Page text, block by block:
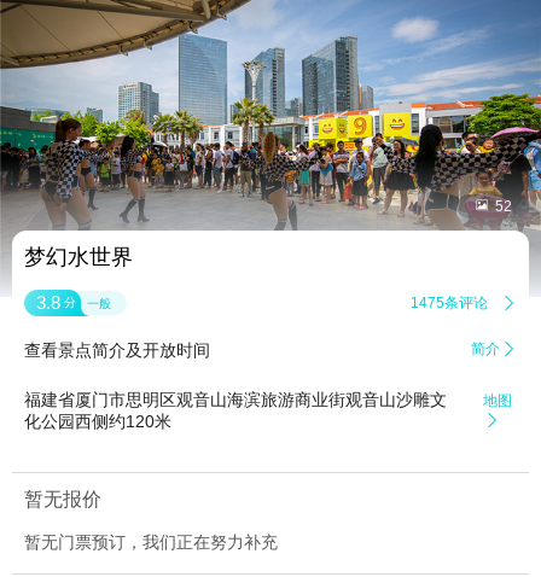
 52
梦幻水世界
3.8 分 一般 1475条评论 
查看景点简介及开放时间 简介 
福建省厦门市思明区观音山海滨旅游商业街观音山沙雕文
化公园西侧约120米
地图

暂无报价
暂无门票预订，我们正在努力补充
